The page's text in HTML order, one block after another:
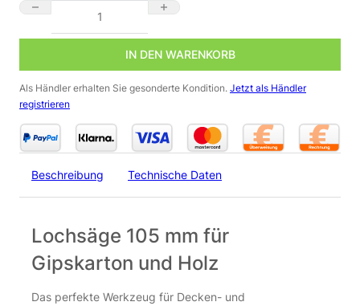
Lochsäge 105 mm für Gipskarton und Holz Menge
IN DEN WARENKORB
Als Händler erhalten Sie gesonderte Kondition. Jetzt als Händler
registrieren
Beschreibung Technische Daten
Lochsäge 105 mm für
Gipskarton und Holz
Das perfekte Werkzeug für Decken- und